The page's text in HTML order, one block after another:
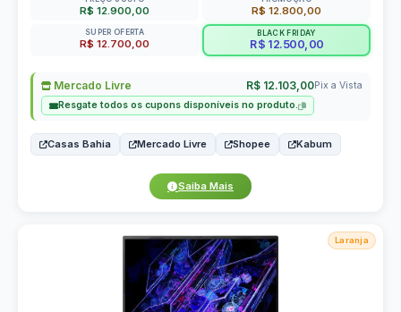
R$ 12.900,00 R$ 12.800,00
SUPER OFERTA
R$ 12.700,00
BLACK FRIDAY
R$ 12.500,00
Mercado Livre R$ 12.103,00Pix a Vista
Resgate todos os cupons disponíveis no produto.
Casas Bahia Mercado Livre Shopee Kabum
Saiba Mais
Laranja